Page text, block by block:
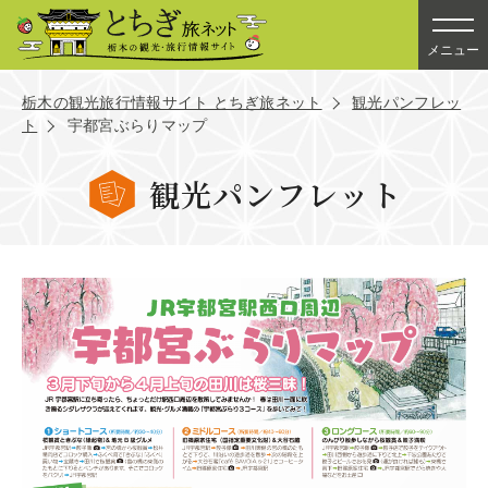
メニュー
栃木の観光旅行情報サイト とちぎ旅ネット
観光パンフレッ
ト
宇都宮ぶらりマップ
観光パンフレット